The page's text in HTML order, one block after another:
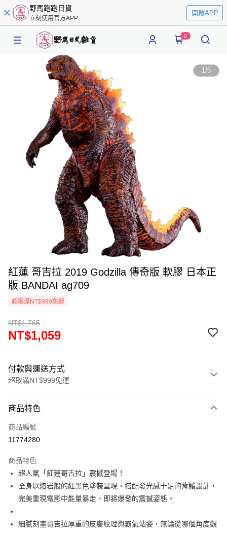
野馬跑跑日貨
立刻使用官方APP
開啟APP
0
1/5
紅蓮 哥吉拉 2019 Godzilla 傳奇版 軟膠 日本正
版 BANDAI ag709
超取滿NT$999免運
NT$1,765
NT$1,059
付款與運送方式
超取滿NT$999免運
信用卡一次付款
信用卡分期付款
合作金庫商業銀行
華南商業銀行
上海商業儲蓄銀行
台北富邦商業銀行
國泰世華商業銀行
兆豐國際商業銀行
匯豐（台灣）商業銀行
華泰商業銀行
聯邦商業銀行
遠東國際商業銀行
超商取貨付款
LINE Pay
街口支付
商品特色
商品編號
11774280
商品特色
超人氣「紅蓮哥吉拉」震撼登場！
全身以熔岩般的紅黑色塗裝呈現，搭配發光感十足的背鰭設計，
完美重現電影中能量暴走、即將爆發的震撼姿態。
細膩刻畫哥吉拉厚重的皮膚紋理與霸氣站姿，無論從哪個角度觀